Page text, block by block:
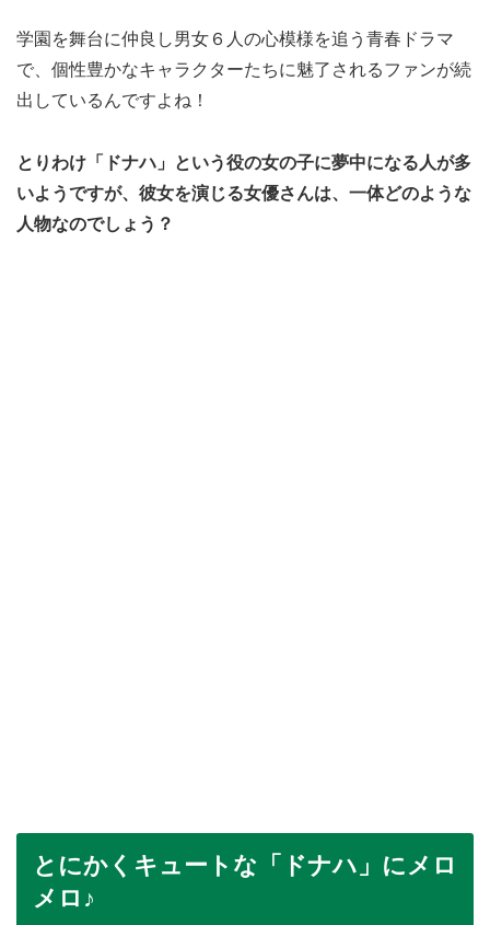
学園を舞台に仲良し男女６人の心模様を追う青春ドラマ
で、個性豊かなキャラクターたちに魅了されるファンが続
出しているんですよね！
とりわけ「ドナハ」という役の女の子に夢中になる人が多
いようですが、彼女を演じる女優さんは、一体どのような
人物なのでしょう？
とにかくキュートな「ドナハ」にメロ
メロ♪